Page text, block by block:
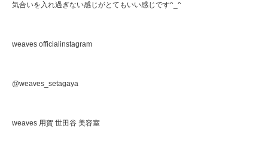
気合いを入れ過ぎない感じがとてもいい感じです^_^
weaves officialinstagram
@weaves_setagaya
weaves 用賀 世田谷 美容室